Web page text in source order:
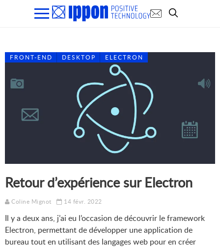
FRONT-END DESKTOP ELECTRON
Retour d’expérience sur Electron
Coline Mignot 14 févr. 2022
Il y a deux ans, j’ai eu l’occasion de découvrir le framework
Electron, permettant de développer une application de
bureau tout en utilisant des langages web pour en créer